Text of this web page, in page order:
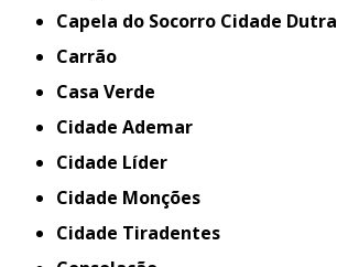
Capela do Socorro Cidade Dutra
Carrão
Casa Verde
Cidade Ademar
Cidade Líder
Cidade Monções
Cidade Tiradentes